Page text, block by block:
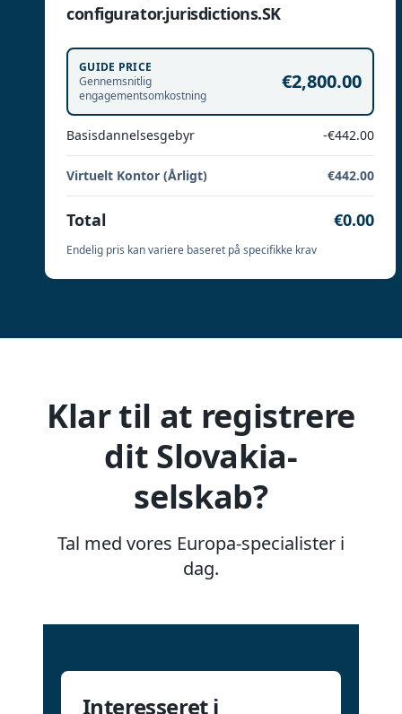
configurator.jurisdictions.SK
GUIDE PRICE
Gennemsnitlig
engagementsomkostning
€2,800.00
Basisdannelsesgebyr -€442.00
Virtuelt Kontor (Årligt) €442.00
Total €0.00
Endelig pris kan variere baseret på specifikke krav
Klar til at registrere
dit Slovakia-
selskab?
Tal med vores Europa-specialister i
dag.
Interesseret i